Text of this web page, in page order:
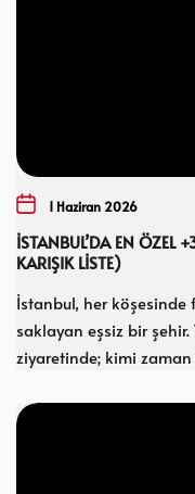
1 Haziran 2026
İSTANBUL’DA EN ÖZEL
KARIŞIK LİSTE)
İstanbul, her köşesinde
saklayan eşsiz bir şehir.
ziyaretinde; kimi